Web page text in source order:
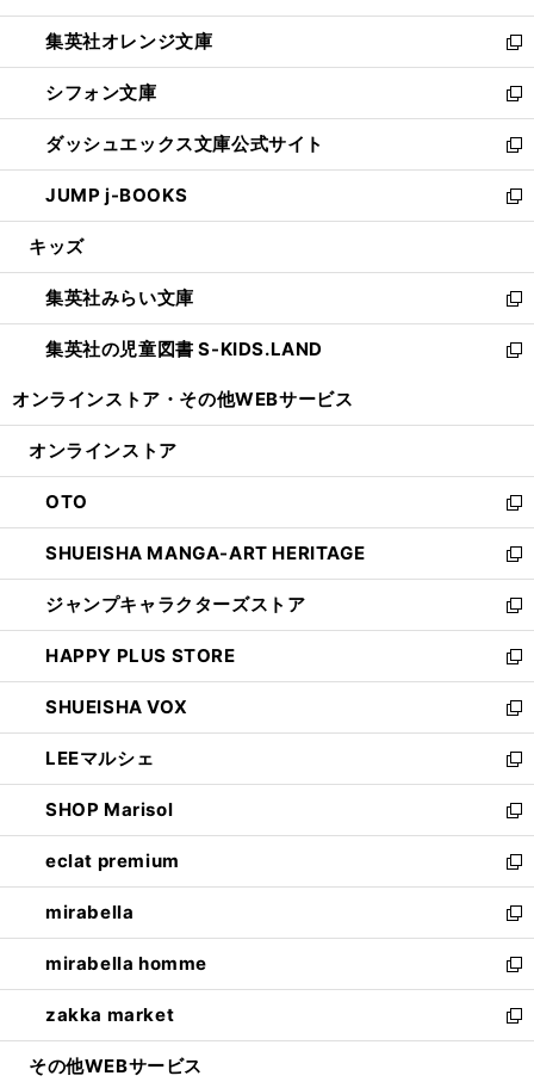
開
く
ウ
で
開
く
ン
ド
ウ
で
開
く
し
い
ウ
ィ
ン
ド
ウ
で
開
集英社オレンジ文庫
新
し
い
ウ
ィ
ン
ド
ウ
開
く
シフォン文庫
新
し
い
ウ
ィ
ン
ウ
で
開
く
ダッシュエックス文庫公式サイト
新
し
い
ウ
ン
ド
ウ
で
JUMP j-BOOKS
新
し
ウ
ィ
ン
ド
開
キッズ
集英社みらい文庫
新
し
い
ン
ウ
で
開
く
集英社の児童図書 S-KIDS.LAND
新
ウ
ン
ド
ウ
で
開
く
オンラインストア・ その他WEBサービス
オンラインストア
OTO
新
し
い
ウ
ィ
ン
ド
ウ
で
開
く
SHUEISHA MANGA-ART HERITAGE
新
し
い
ウ
ィ
ン
ド
ウ
で
開
く
ジャンプキャラクターズストア
新
し
い
ウ
ィ
ン
ド
ウ
で
開
く
HAPPY PLUS STORE
新
し
い
ウ
ィ
ン
ド
ウ
で
開
く
SHUEISHA VOX
新
し
い
ウ
ィ
ン
ド
ウ
で
開
く
LEEマルシェ
新
し
い
ウ
ィ
ン
ド
ウ
で
開
く
SHOP Marisol
新
し
い
ウ
ィ
ン
ド
ウ
で
開
eclat premium
新
し
い
ウ
ィ
ン
ド
ウ
mirabella
新
し
い
ウ
ィ
ン
mirabella homme
新
し
い
ウ
zakka market
新
し
その他WEBサービス